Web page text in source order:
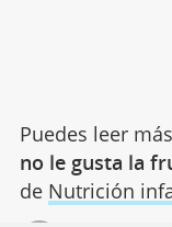
Puedes leer
no le gusta la
de Nutrición